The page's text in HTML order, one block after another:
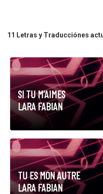
11 Letras y Traducciónes
SI TU M’AIMES
LARA FABIAN
TU ES MON AUTRE
LARA FABIAN